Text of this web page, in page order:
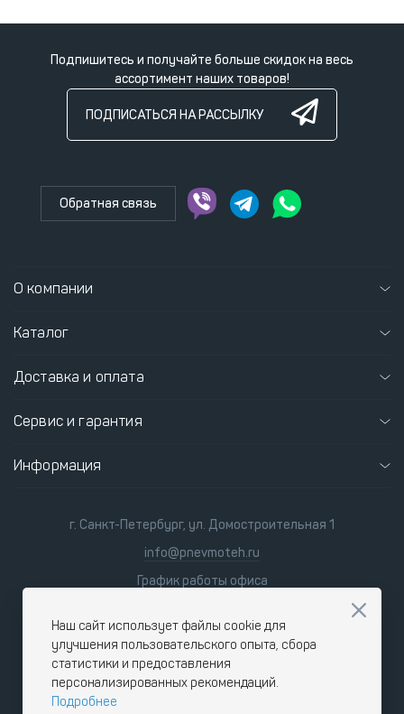
Подпишитесь и получайте больше скидок на весь
ассортимент наших товаров!
ПОДПИСАТЬСЯ НА РАССЫЛКУ
Обратная связь
О компании
Каталог
Доставка и оплата
Сервис и гарантия
Информация
г. Санкт-Петербург, ул. Домостроительная 1
info@pnevmoteh.ru
График работы офиса
сб-вс 9:00 - 18:00
Наш сайт использует файлы cookie для
улучшения пользовательского опыта, сбора
статистики и предоставления
персонализированных рекомендаций.
Подробнее